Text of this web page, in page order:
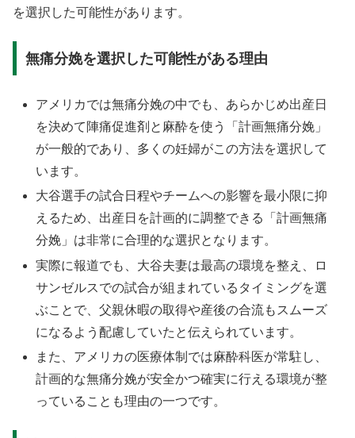
を選択した可能性があります。
無痛分娩を選択した可能性がある理由
アメリカでは無痛分娩の中でも、あらかじめ出産日
を決めて陣痛促進剤と麻酔を使う「計画無痛分娩」
が一般的であり、多くの妊婦がこの方法を選択して
います。
大谷選手の試合日程やチームへの影響を最小限に抑
えるため、出産日を計画的に調整できる「計画無痛
分娩」は非常に合理的な選択となります。
実際に報道でも、大谷夫妻は最高の環境を整え、ロ
サンゼルスでの試合が組まれているタイミングを選
ぶことで、父親休暇の取得や産後の合流もスムーズ
になるよう配慮していたと伝えられています。
また、アメリカの医療体制では麻酔科医が常駐し、
計画的な無痛分娩が安全かつ確実に行える環境が整
っていることも理由の一つです。